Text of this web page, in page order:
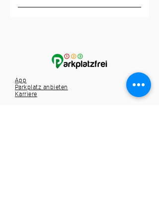
Nein, du kannst direkt zum
App
Parkplatz anbieten
Karriere